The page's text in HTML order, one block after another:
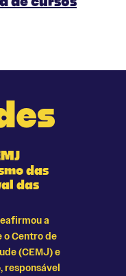
das
das
a
Centro de
(CEMJ) e
responsável